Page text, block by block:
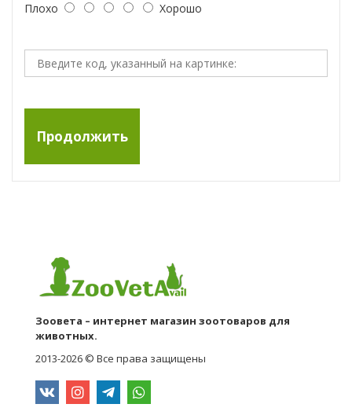
Плохо
Хорошо
Продолжить
Зоовета – интернет магазин зоотоваров для
животных.
2013-2026 © Все права защищены